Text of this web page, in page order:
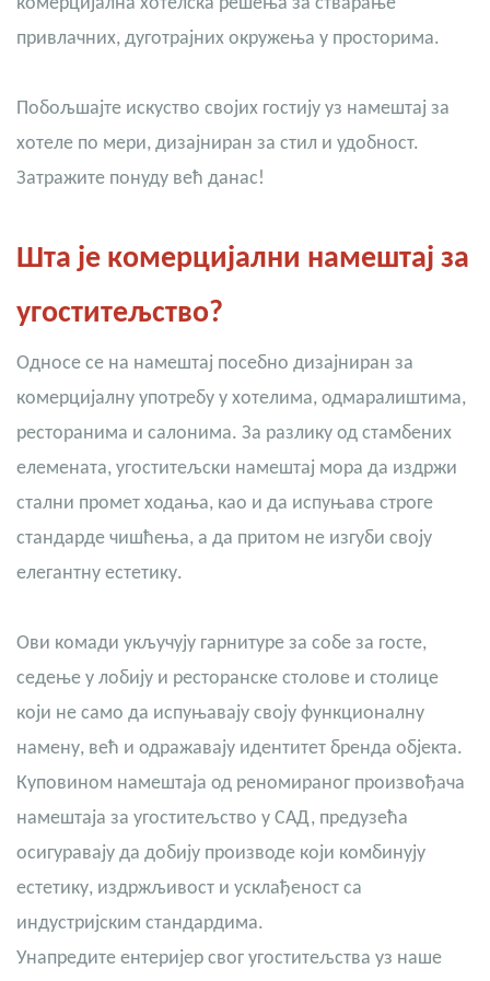
привлачних, дуготрајних окружења у просторима.
Побољшајте искуство својих гостију уз намештај за
хотеле по мери, дизајниран за стил и удобност.
Затражите понуду већ данас!
Шта је комерцијални намештај за
угоститељство?
Односе се на намештај посебно дизајниран за
комерцијалну употребу у хотелима, одмаралиштима,
ресторанима и салонима. За разлику од стамбених
елемената, угоститељски намештај мора да издржи
стални промет ходања, као и да испуњава строге
стандарде чишћења, а да притом не изгуби своју
елегантну естетику.
Ови комади укључују гарнитуре за собе за госте,
седење у лобију и ресторанске столове и столице
који не само да испуњавају своју функционалну
намену, већ и одражавају идентитет бренда објекта.
Куповином намештаја од реномираног произвођача
намештаја за угоститељство у САД, предузећа
осигуравају да добију производе који комбинују
естетику, издржљивост и усклађеност са
индустријским стандардима.
Унапредите ентеријер свог угоститељства уз наше